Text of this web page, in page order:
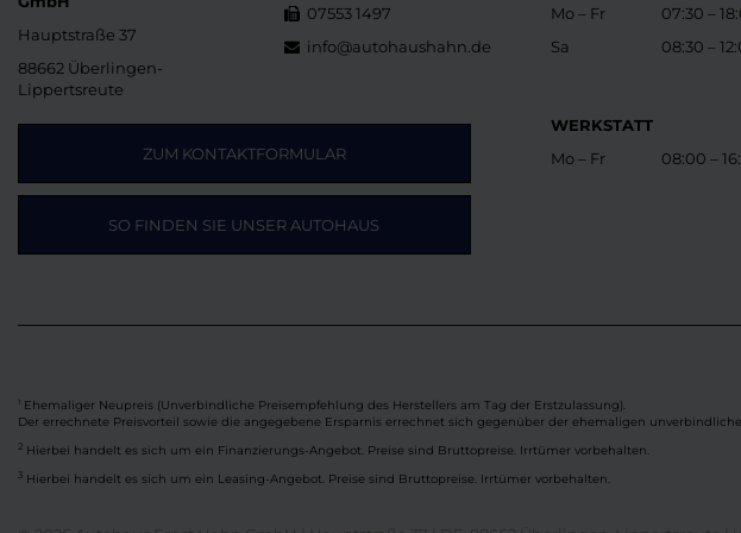
Hauptstraße 37
88662 Überlingen-
Lippertsreute
07553 1497
info@autohaushahn.de
ZUM KONTAKTFORMULAR
SO FINDEN SIE UNSER AUTOHAUS
Mo – Fr
Sa
07:30 –
08:30 –
WERKSTATT
Mo – Fr
08:00 –
Ehemaliger Neupreis (Unverbindliche Preisempfehlung des Herstellers am Tag der Erstzulassung).
Der errechnete Preisvorteil sowie die angegebene Ersparnis errechnet sich gegenüber der ehemaligen
2 Hierbei handelt es sich um ein Finanzierungs-Angebot. Preise sind Bruttopreise. Irrtümer vorbehalten.
3 Hierbei handelt es sich um ein Leasing-Angebot. Preise sind Bruttopreise. Irrtümer vorbehalten.